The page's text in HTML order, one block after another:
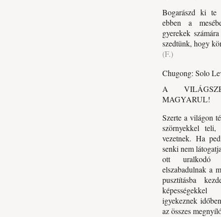
Bogarászd ki te
ebben a
gyerekek
szedtünk, hogy
(F.)
Chugong: Solo
A
MAGYARUL!
Szerte a világon
szörnyekkel teli,
vezetnek. Ha
senki nem
ott uralkodó
elszabadulnak a
pusztításba
igyekeznek
az összes